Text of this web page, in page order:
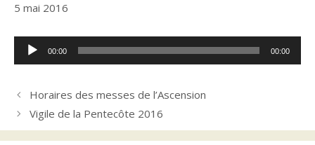
5 mai 2016
Lecteur
audio
00:00 00:00
Horaires des messes de l’Ascension
Vigile de la Pentecôte 2016